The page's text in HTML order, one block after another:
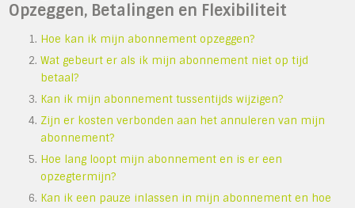
Opzeggen, Betalingen en Flexibiliteit
Hoe kan ik mijn abonnement opzeggen?
Wat gebeurt er als ik mijn abonnement niet op tijd
betaal?
Kan ik mijn abonnement tussentijds wijzigen?
Zijn er kosten verbonden aan het annuleren van mijn
abonnement?
Hoe lang loopt mijn abonnement en is er een
opzegtermijn?
Kan ik een pauze inlassen in mijn abonnement en hoe